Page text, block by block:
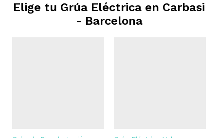
Elige tu Grúa Eléctrica en Carbasi
- Barcelona